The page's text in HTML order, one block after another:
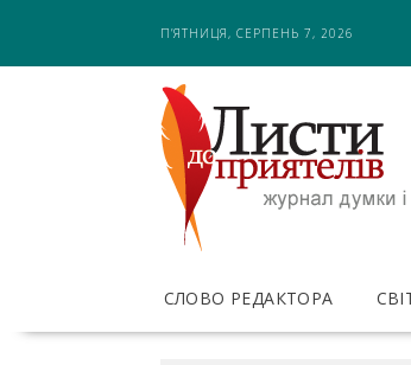
i
П’ЯТНИЦЯ, СЕРПЕНЬ 7, 2026
СЛОВО РЕДАКТОРА